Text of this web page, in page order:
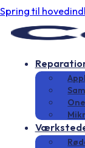
Spring til